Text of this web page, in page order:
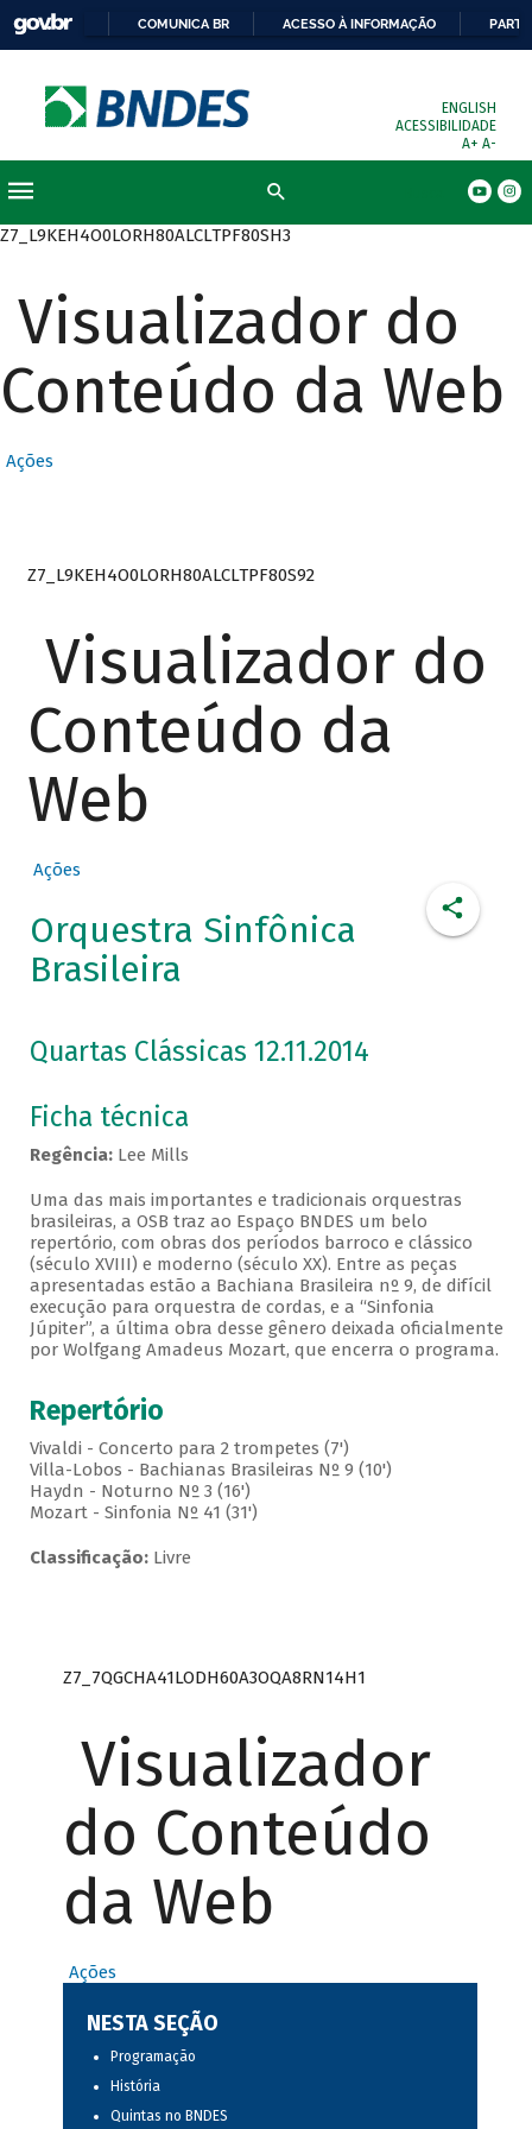
COMUNICA BR ACESSO À INFORMAÇÃO
ENGLISH
ACESSIBILIDADE
A+ A-
Z7_L9KEH4O0LORH80ALCLTPF80SH3
Visualizador do
Conteúdo da Web
Ações
Z7_L9KEH4O0LORH80ALCLTPF80S92
Visualizador do
Conteúdo da
Web
Ações
Orquestra Sinfônica
Brasileira
Quartas Clássicas 12.11.2014
Ficha técnica
Regência:Lee Mills
Uma das mais importantes e tradicionais orquestras
brasileiras, a OSB traz ao Espaço BNDES um belo
repertório, com obras dos períodos barroco e clássico
(século XVIII) e moderno (século XX). Entre as peças
apresentadas estão a Bachiana Brasileira nº 9, de difícil
execução para orquestra de cordas, e a “Sinfonia
Júpiter”, a última obra desse gênero deixada oficialmente
por Wolfgang Amadeus Mozart, que encerra o programa.
Repertório
Vivaldi - Concerto para 2 trompetes (7')
Villa-Lobos - Bachianas Brasileiras Nº 9 (10')
Haydn - Noturno Nº 3 (16')
Mozart - Sinfonia Nº 41 (31')
Classificação:Livre
Z7_7QGCHA41LODH60A3OQA8RN14H1
Visualizador
do Conteúdo
da Web
Ações
NESTA SEÇÃO
Programação
História
Quintas no BNDES